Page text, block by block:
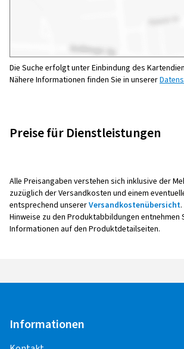
Die Suche erfolgt unter Einbindung des
Nähere Informationen finden Sie in unserer
Preise für Dienstleistungen
Reifenmontage
Kontrollsensoren (Sensoreinbau, -
Programmierung, -Anlernen,
Alle Preisangaben verstehen sich inklusive der
zuzüglich der Versandkosten und einem
entsprechend unsererVersandkostenübersicht.
Hinweise zu den Produktabbildungen entnehmen
Informationen auf den Produktdetailseiten.
Informationen